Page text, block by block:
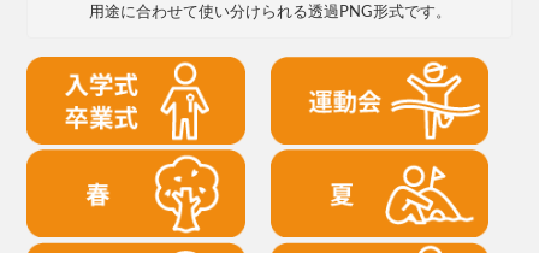
用途に合わせて使い分けられる透過PNG形式です。